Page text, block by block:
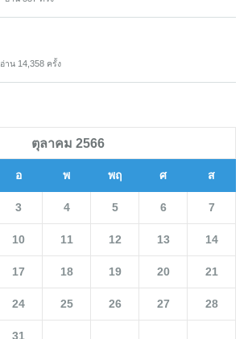
อ่าน 14,358 ครั้ง
ตุลาคม 2566
อ พ พฤ ศ ส
3 4 5 6 7
10 11 12 13 14
17 18 19 20 21
24 25 26 27 28
31